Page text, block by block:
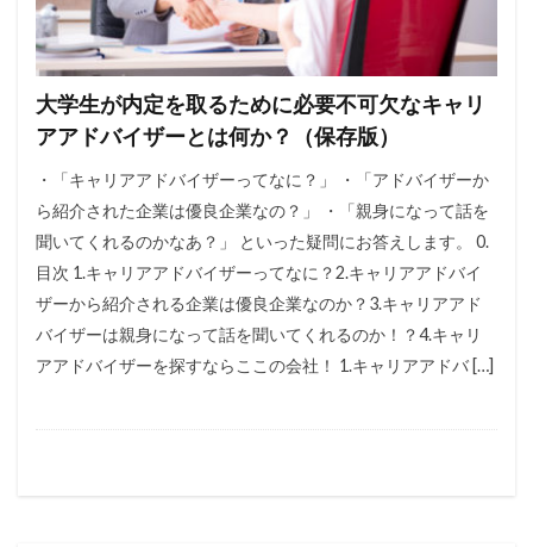
大学生が内定を取るために必要不可欠なキャリ
アアドバイザーとは何か？（保存版）
・「キャリアアドバイザーってなに？」 ・「アドバイザーか
ら紹介された企業は優良企業なの？」 ・「親身になって話を
聞いてくれるのかなあ？」 といった疑問にお答えします。 0.
目次 1.キャリアアドバイザーってなに？2.キャリアアドバイ
ザーから紹介される企業は優良企業なのか？3.キャリアアド
バイザーは親身になって話を聞いてくれるのか！？4.キャリ
アアドバイザーを探すならここの会社！ 1.キャリアアドバ […]